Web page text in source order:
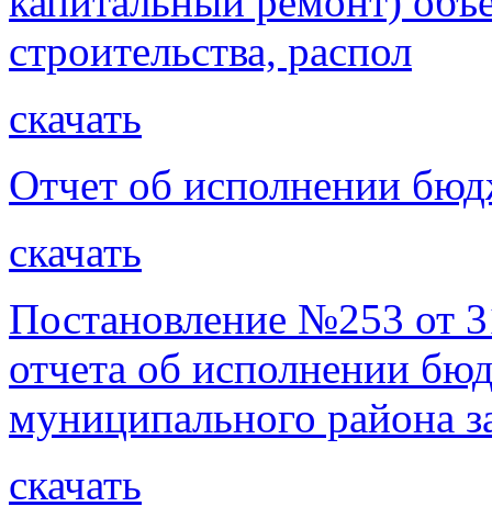
строительства, распол
скачать
Отчет об исполнении
скачать
Постановление №253 от
отчета об исполнении
муниципального района
скачать